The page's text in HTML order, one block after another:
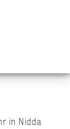
in Nidda